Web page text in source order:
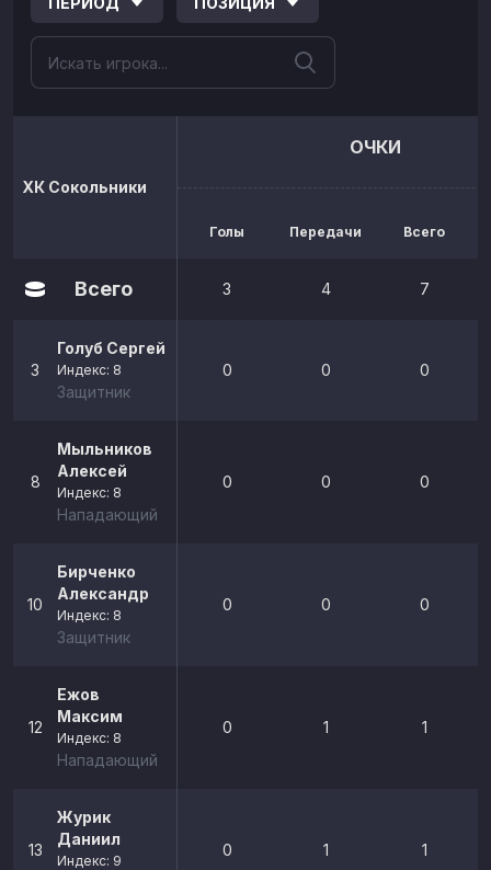
ХК Сокольники
ОЧКИ
Голы Передачи Всего
Всего 3 4 7
3
Голуб Сергей
Индекс: 8
Защитник
0 0 0
8
Мыльников
Алексей
Индекс: 8
Нападающий
0 0 0
10
Бирченко
Александр
Индекс: 8
Защитник
0 0 0
12
Ежов
Максим
Индекс: 8
Нападающий
0 1 1
13
Журик
Даниил
Индекс: 9
0 1 1